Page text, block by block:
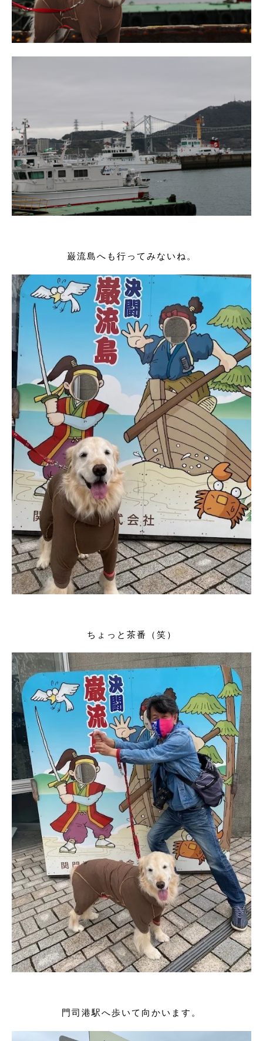
巌流島へも行ってみないね。
ちょっと茶番（笑）
門司港駅へ歩いて向かいます。